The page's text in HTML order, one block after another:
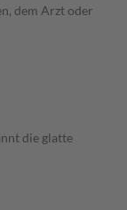
dem Arzt oder
die glatte